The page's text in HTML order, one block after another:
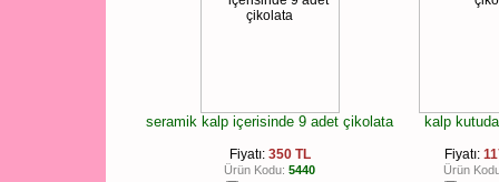
seramik kalp içerisinde 9 adet çikolata
Fiyatı: 350 TL
Ürün Kodu: 5440
kalp
Fiyatı:
Ürün